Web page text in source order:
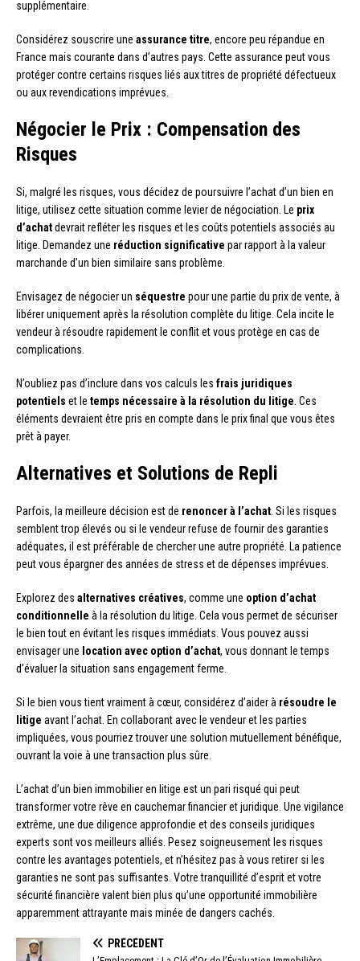
supplémentaire.
Considérez souscrire une assurance titre, encore peu répandue en
France mais courante dans d’autres pays. Cette assurance peut vous
protéger contre certains risques liés aux titres de propriété défectueux
ou aux revendications imprévues.
Négocier le Prix : Compensation des
Risques
Si, malgré les risques, vous décidez de poursuivre l’achat d’un bien en
litige, utilisez cette situation comme levier de négociation. Le prix
d’achatdevrait refléter les risques et les coûts potentiels associés au
litige. Demandez une réduction significative par rapport à la valeur
marchande d’un bien similaire sans problème.
Envisagez de négocier un séquestre pour une partie du prix de vente, à
libérer uniquement après la résolution complète du litige. Cela incite le
vendeur à résoudre rapidement le conflit et vous protège en cas de
complications.
N’oubliez pas d’inclure dans vos calculs les frais juridiques
potentiels et le temps nécessaire à la résolution du litige . Ces
éléments devraient être pris en compte dans le prix final que vous êtes
prêt à payer.
Alternatives et Solutions de Repli
Parfois, la meilleure décision est de renoncer à l’achat . Si les risques
semblent trop élevés ou si le vendeur refuse de fournir des garanties
adéquates, il est préférable de chercher une autre propriété. La patience
peut vous épargner des années de stress et de dépenses imprévues.
Explorez des alternatives créatives, comme une option d’achat
conditionnelle à la résolution du litige. Cela vous permet de sécuriser
le bien tout en évitant les risques immédiats. Vous pouvez aussi
envisager une location avec option d’achat, vous donnant le temps
d’évaluer la situation sans engagement ferme.
Si le bien vous tient vraiment à cœur, considérez d’aider à résoudre le
litige avant l’achat. En collaborant avec le vendeur et les parties
impliquées, vous pourriez trouver une solution mutuellement bénéfique,
ouvrant la voie à une transaction plus sûre.
L’achat d’un bien immobilier en litige est un pari risqué qui peut
transformer votre rêve en cauchemar financier et juridique. Une vigilance
extrême, une due diligence approfondie et des conseils juridiques
experts sont vos meilleurs alliés. Pesez soigneusement les risques
contre les avantages potentiels, et n’hésitez pas à vous retirer si les
garanties ne sont pas suffisantes. Votre tranquillité d’esprit et votre
sécurité financière valent bien plus qu’une opportunité immobilière
apparemment attrayante mais minée de dangers cachés.
PRÉCÉDENT